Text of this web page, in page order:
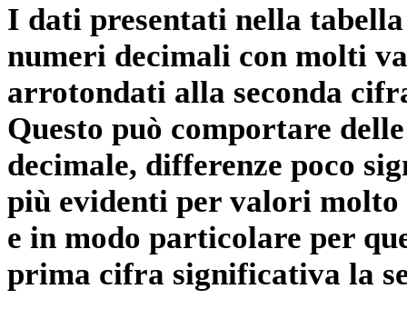
I dati presentati nella
numeri decimali con molti
arrotondati alla seconda
Questo può comportare
decimale, differenze poco
più evidenti per valori
e in modo particolare per
prima cifra significativa la